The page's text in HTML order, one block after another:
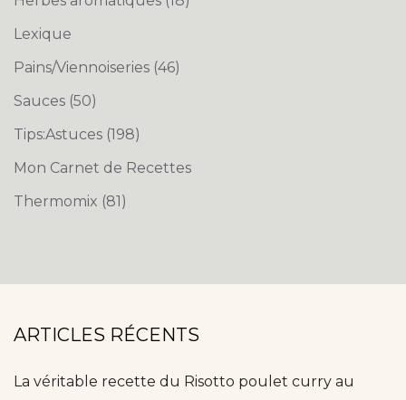
Lexique
Pains/Viennoiseries (46)
Sauces (50)
Tips:Astuces (198)
Mon Carnet de Recettes
Thermomix (81)
ARTICLES RÉCENTS
La véritable recette du Risotto poulet curry au